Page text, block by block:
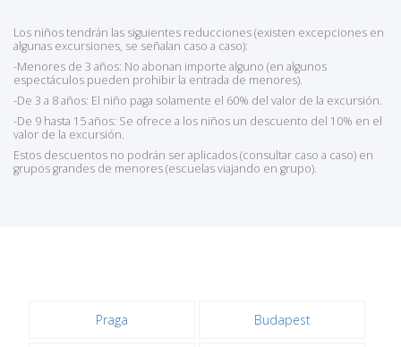
Los niños tendrán las siguientes reducciones (existen excepciones en
algunas excursiones, se señalan caso a caso):
-Menores de 3 años: No abonan importe alguno (en algunos
espectáculos pueden prohibir la entrada de menores).
-De 3 a 8 años: El niño paga solamente el 60% del valor de la excursión.
-De 9 hasta 15 años: Se ofrece a los niños un descuento del 10% en el
valor de la excursión.
Estos descuentos no podrán ser aplicados (consultar caso a caso) en
grupos grandes de menores (escuelas viajando en grupo).
Praga Budapest